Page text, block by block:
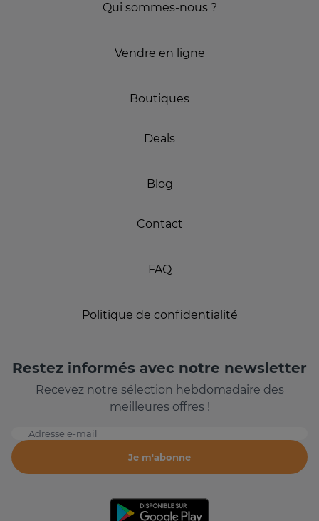
Qui sommes-nous ?
Vendre en ligne
Boutiques
Deals
Blog
Contact
FAQ
Politique de confidentialité
Restez informés avec notre newsletter
Recevez notre sélection hebdomadaire des
meilleures offres !
Adresse e-mail
Je m'abonne